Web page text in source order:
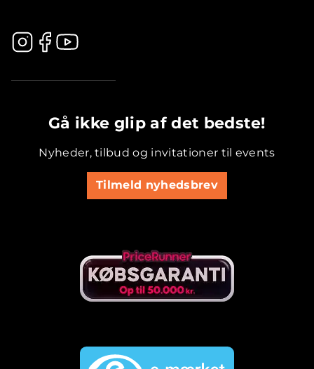
Gå ikke glip af det bedste!
Nyheder, tilbud og invitationer til events
Tilmeld nyhedsbrev